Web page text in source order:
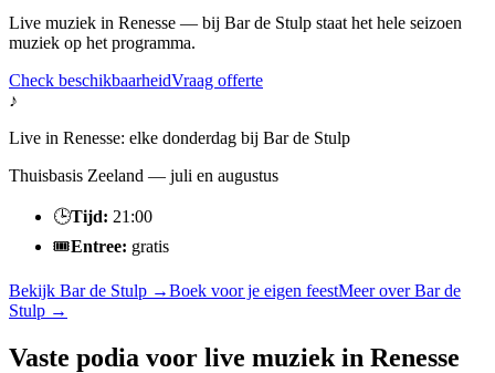
Live muziek in Renesse — bij Bar de Stulp staat het hele seizoen
muziek op het programma.
Check beschikbaarheidVraag offerte
♪
Live in Renesse: elke donderdag bij Bar de Stulp
Thuisbasis Zeeland — juli en augustus
🕒Tijd: 21:00
🎟️Entree: gratis
Bekijk Bar de Stulp →Boek voor je eigen feestMeer overBar de
Stulp →
Vaste podia voor live muziek in Renesse